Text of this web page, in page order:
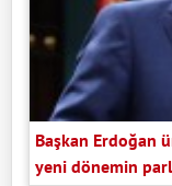
Başkan Erdoğan
yeni dönemin